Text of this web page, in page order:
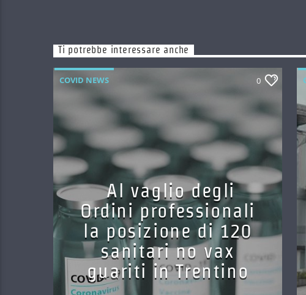
Ti potrebbe interessare anche
COVID NEWS 0
Al vaglio degli
Ordini professionali
la posizione di 120
sanitari no vax
guariti in Trentino